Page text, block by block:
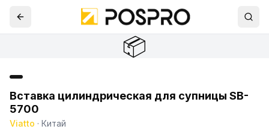
📦
Вставка цилиндрическая для супницы SB-
5700
Viatto · Китай